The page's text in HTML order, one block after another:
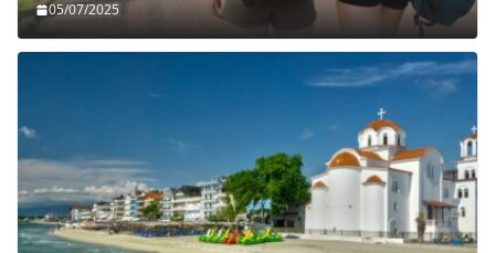
05/07/2025